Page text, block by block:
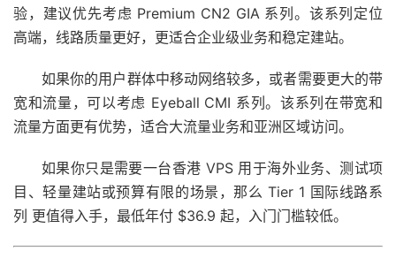
验，建议优先考虑 Premium CN2 GIA 系列。该系列定位
高端，线路质量更好，更适合企业级业务和稳定建站。
如果你的用户群体中移动网络较多，或者需要更大的带
宽和流量，可以考虑 Eyeball CMI 系列。该系列在带宽和
流量方面更有优势，适合大流量业务和亚洲区域访问。
如果你只是需要一台香港 VPS 用于海外业务、测试项
目、轻量建站或预算有限的场景，那么 Tier 1 国际线路系
列 更值得入手，最低年付 $36.9 起，入门门槛较低。